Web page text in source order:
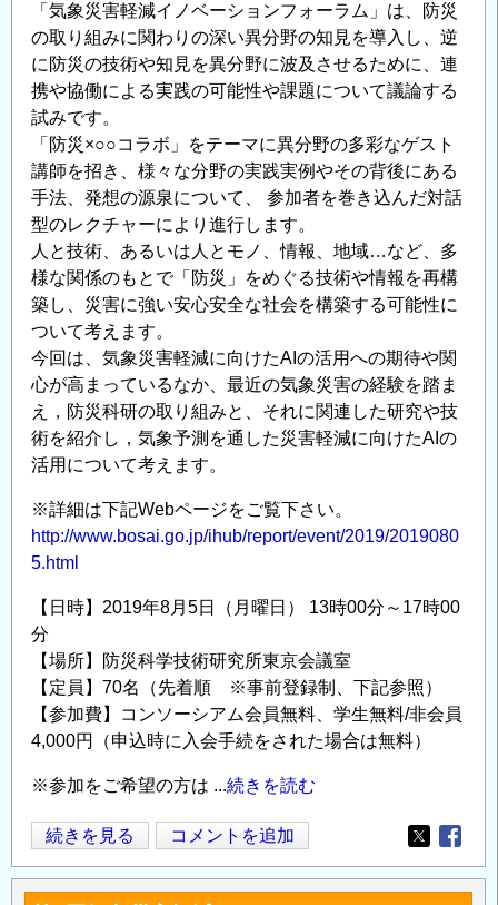
げ
遅
れ
ゼ
ロ
を
目
指
し
て
～
の
ラ
ム
「資
源
環
境
と
土
木
建
築
の
融
合
よ
る
続
可
社
会
構
現
状
将
の
「気象災害軽減イノベーションフォーラム」は、防災
の取り組みに関わりの深い異分野の知見を導入し、逆
に防災の技術や知見を異分野に波及させるために、連
携や協働による実践の可能性や課題について議論する
試みです。
「防災×○○コラボ」をテーマに異分野の多彩なゲスト
講師を招き、様々な分野の実践実例やその背後にある
手法、発想の源泉について、 参加者を巻き込んだ対話
型のレクチャーにより進行します。
人と技術、あるいは人とモノ、情報、地域…など、多
様な関係のもとで「防災」をめぐる技術や情報を再構
築し、災害に強い安心安全な社会を構築する可能性に
ついて考えます。
今回は、気象災害軽減に向けたAIの活用への期待や関
心が高まっているなか、最近の気象災害の経験を踏ま
え，防災科研の取り組みと、それに関連した研究や技
術を紹介し，気象予測を通した災害軽減に向けたAIの
活用について考えます。
※詳細は下記Webページをご覧下さい。
http://www.bosai.go.jp/ihub/report/event/2019/2019080
5.html
【日時】2019年8月5日（月曜日） 13時00分～17時00
分
【場所】防災科学技術研究所東京会議室
【定員】70名（先着順 ※事前登録制、下記参照）
【参加費】コンソーシアム会員無料、学生無料/非会員
4,000円（申込時に入会手続をされた場合は無料）
※参加をご希望の方は ...続きを読む
第
6
回
続きを見る コメントを追加
Opens in